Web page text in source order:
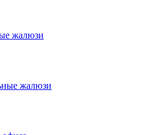
жалюзи
жалюзи